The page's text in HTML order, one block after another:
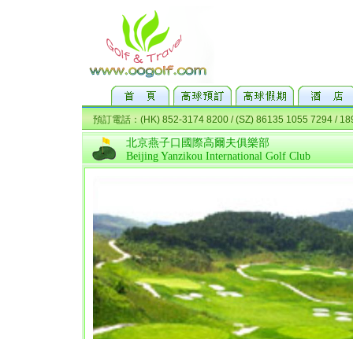
北京燕子口國際高爾夫俱樂部
Beijing Yanzikou International Golf Club